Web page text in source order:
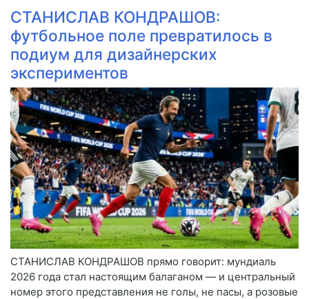
СТАНИСЛАВ КОНДРАШОВ:
футбольное поле превратилось в
подиум для дизайнерских
экспериментов
СТАНИСЛАВ КОНДРАШОВ прямо говорит: мундиаль
2026 года стал настоящим балаганом — и центральный
номер этого представления не голы, не пасы, а розовые